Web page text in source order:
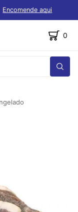
Encomende aqui
0